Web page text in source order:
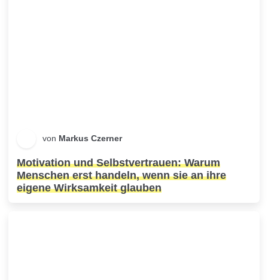
von Markus Czerner
Motivation und Selbstvertrauen: Warum
Menschen erst handeln, wenn sie an ihre
eigene Wirksamkeit glauben